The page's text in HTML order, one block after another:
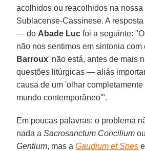
acolhidos ou reacolhidos na
Sublacense-Cassinese. A
— do Abade Luc foi a seguinte:
não nos sentimos em sintonia com
Barroux' não está, antes de mais
questões litúrgicas — aliás
causa de um 'olhar
mundo contemporâneo'".
Em poucas palavras: o problema
nada aSacrosanctum Concilium
Gentium, mas aGaudium et Spes